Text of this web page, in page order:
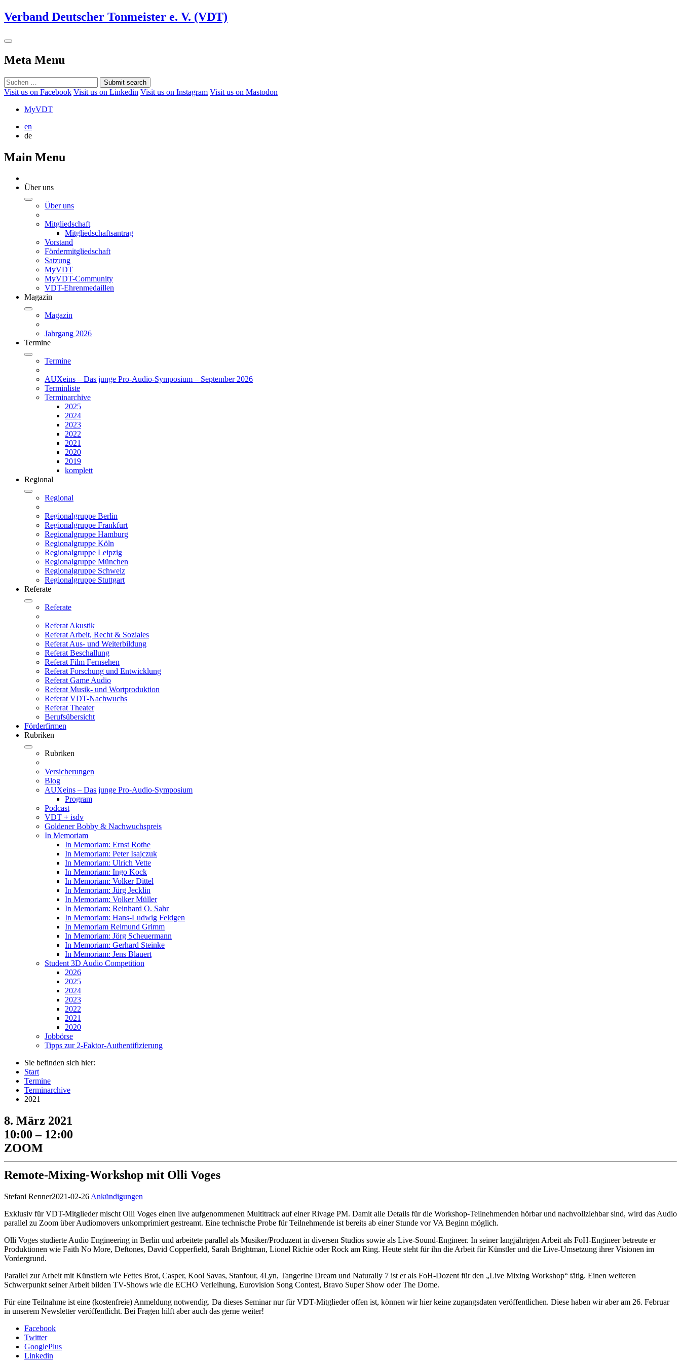
Verband Deutscher Tonmeister e. V. (VDT)
Meta Menu
Submit search
Visit us on Facebook Visit us on Linkedin Visit us on Instagram Visit us on Mastodon
MyVDT
en
de
Main Menu
Über uns
Über uns
Mitgliedschaft
Mitgliedschaftsantrag
Vorstand
Fördermitgliedschaft
Satzung
MyVDT
MyVDT-Community
VDT-Ehrenmedaillen
Magazin
Magazin
Jahrgang 2026
Termine
Termine
AUXeins – Das junge Pro-Audio-Symposium – September 2026
Terminliste
Terminarchive
2025
2024
2023
2022
2021
2020
2019
komplett
Regional
Regional
Regionalgruppe Berlin
Regionalgruppe Frankfurt
Regionalgruppe Hamburg
Regionalgruppe Köln
Regionalgruppe Leipzig
Regionalgruppe München
Regionalgruppe Schweiz
Regionalgruppe Stuttgart
Referate
Referate
Referat Akustik
Referat Arbeit, Recht & Soziales
Referat Aus- und Weiterbildung
Referat Beschallung
Referat Film Fernsehen
Referat Forschung und Entwicklung
Referat Game Audio
Referat Musik- und Wortproduktion
Referat VDT-Nachwuchs
Referat Theater
Berufsübersicht
Förderfirmen
Rubriken
Rubriken
Versicherungen
Blog
AUXeins – Das junge Pro-Audio-Symposium
Program
Podcast
VDT + isdv
Goldener Bobby & Nachwuchspreis
In Memoriam
In Memoriam: Ernst Rothe
In Memoriam: Peter Isajczuk
In Memoriam: Ulrich Vette
In Memoriam: Ingo Kock
In Memoriam: Volker Dittel
In Memoriam: Jürg Jecklin
In Memoriam: Volker Müller
In Memoriam: Reinhard O. Sahr
In Memoriam: Hans-Ludwig Feldgen
In Memoriam Reimund Grimm
In Memoriam: Jörg Scheuermann
In Memoriam: Gerhard Steinke
In Memoriam: Jens Blauert
Student 3D Audio Competition
2026
2025
2024
2023
2022
2021
2020
Jobbörse
Tipps zur 2-Faktor-Authentifizierung
Sie befinden sich hier:
Start
Termine
Terminarchive
2021
8. März 2021
10:00 – 12:00
ZOOM
Remote-Mixing-Workshop mit Olli Voges
Stefani Renner2021-02-26 Ankündigungen
Exklusiv für VDT-Mitglieder mischt Olli Voges einen live aufgenommenen Multitrack auf einer Rivage PM. Damit alle Details für die Workshop-Teilnehmenden hörbar und nachvollziehbar sind, wird das Audio
parallel zu Zoom über Audiomovers unkomprimiert gestreamt. Eine technische Probe für Teilnehmende ist bereits ab einer Stunde vor VA Beginn möglich.
Olli Voges studierte Audio Engineering in Berlin und arbeitete parallel als Musiker/Produzent in diversen Studios sowie als Live-Sound-Engineer. In seiner langjährigen Arbeit als FoH-Engineer betreute er
Produktionen wie Faith No More, Deftones, David Copperfield, Sarah Brightman, Lionel Richie oder Rock am Ring. Heute steht für ihn die Arbeit für Künstler und die Live-Umsetzung ihrer Visionen im
Vordergrund.
Parallel zur Arbeit mit Künstlern wie Fettes Brot, Casper, Kool Savas, Stanfour, 4Lyn, Tangerine Dream und Naturally 7 ist er als FoH-Dozent für den „Live Mixing Workshop“ tätig. Einen weiteren
Schwerpunkt seiner Arbeit bilden TV-Shows wie die ECHO Verleihung, Eurovision Song Contest, Bravo Super Show oder The Dome.
Für eine Teilnahme ist eine (kostenfreie) Anmeldung notwendig. Da dieses Seminar nur für VDT-Mitglieder offen ist, können wir hier keine zugangsdaten veröffentlichen. Diese haben wir aber am 26. Februar
in unserem Newsletter veröffentlicht. Bei Fragen hilft aber auch das gerne weiter!
Facebook
Twitter
GooglePlus
Linkedin